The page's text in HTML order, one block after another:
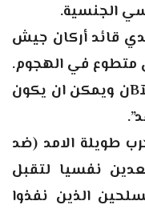
الجنسية.
قائد أركان جيش
متطوع في الهجوم.
وقال ان الجندي “مفقود حتى الآBن ويمكن ان يكون
طويلة الامد (ضد
نفسيا لتقبل
الذين نفذوا